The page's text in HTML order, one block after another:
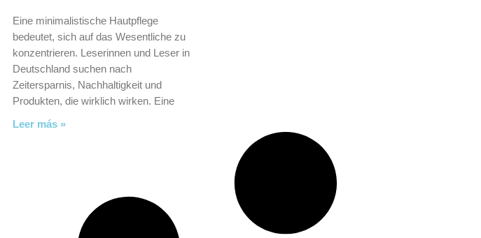
Eine minimalistische Hautpflege
bedeutet, sich auf das Wesentliche zu
konzentrieren. Leserinnen und Leser in
Deutschland suchen nach
Zeitersparnis, Nachhaltigkeit und
Produkten, die wirklich wirken. Eine
Leer más »